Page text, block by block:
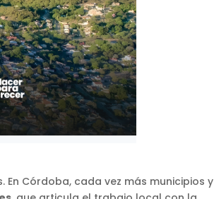
Córdoba, cada vez más municipios y